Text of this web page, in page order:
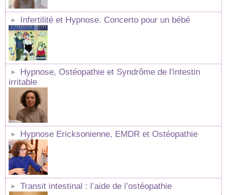
Infertilité et Hypnose. Concerto pour un bébé
Hypnose, Ostéopathie et Syndrôme de l'intestin
irritable
Hypnose Ericksonienne, EMDR et Ostéopathie
Transit intestinal : l’aide de l’ostéopathie